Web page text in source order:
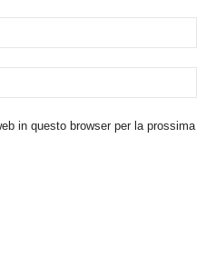
in questo browser per la prossima